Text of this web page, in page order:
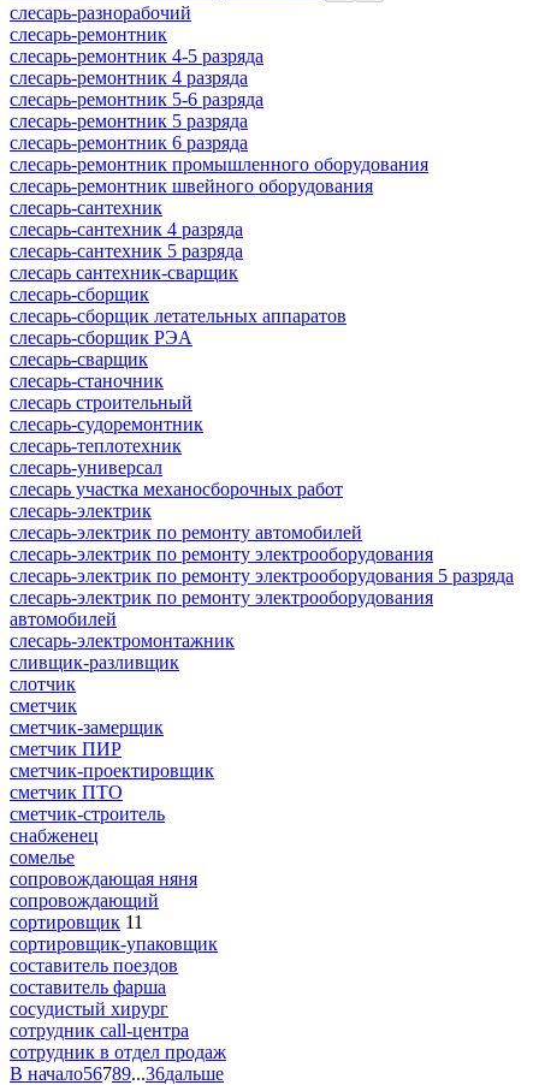
слесарь-разнорабочий
слесарь-ремонтник
слесарь-ремонтник 4-5 разряда
слесарь-ремонтник 4 разряда
слесарь-ремонтник 5-6 разряда
слесарь-ремонтник 5 разряда
слесарь-ремонтник 6 разряда
слесарь-ремонтник промышленного оборудования
слесарь-ремонтник швейного оборудования
слесарь-сантехник
слесарь-сантехник 4 разряда
слесарь-сантехник 5 разряда
слесарь сантехник-сварщик
слесарь-сборщик
слесарь-сборщик летательных аппаратов
слесарь-сборщик РЭА
слесарь-сварщик
слесарь-станочник
слесарь строительный
слесарь-судоремонтник
слесарь-теплотехник
слесарь-универсал
слесарь участка механосборочных работ
слесарь-электрик
слесарь-электрик по ремонту автомобилей
слесарь-электрик по ремонту электрооборудования
слесарь-электрик по ремонту электрооборудования 5 разряда
слесарь-электрик по ремонту электрооборудования
автомобилей
слесарь-электромонтажник
сливщик-разливщик
слотчик
сметчик
сметчик-замерщик
сметчик ПИР
сметчик-проектировщик
сметчик ПТО
сметчик-строитель
снабженец
сомелье
сопровождающая няня
сопровождающий
сортировщик 11
сортировщик-упаковщик
составитель поездов
составитель фарша
сосудистый хирург
сотрудник call-центра
сотрудник в отдел продаж
В начало56789...36дальше